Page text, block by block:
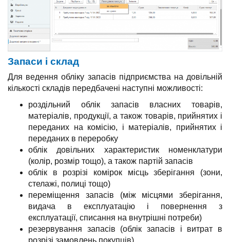
Запаси і склад
Для ведення обліку запасів підприємства на довільній
кількості складів передбачені наступні можливості:
роздільний облік запасів власних товарів,
матеріалів, продукції, а також товарів, прийнятих і
переданих на комісію, і матеріалів, прийнятих і
переданих в переробку
облік довільних характеристик номенклатури
(колір, розмір тощо), а також партій запасів
облік в розрізі комірок місць зберігання (зони,
стелажі, полиці тощо)
переміщення запасів (між місцями зберігання,
видача в експлуатацію і повернення з
експлуатації, списання на внутрішні потреби)
резервування запасів (облік запасів і витрат в
розрізі замовлень покупців)